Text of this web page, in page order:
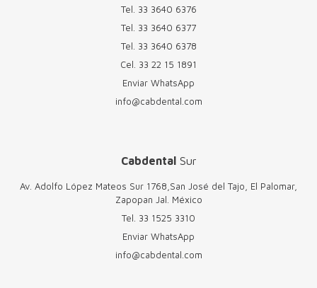
Tel. 33 3640 6376
Tel. 33 3640 6377
Tel. 33 3640 6378
Cel. 33 22 15 1891
Enviar WhatsApp
info@cabdental.com
CabdentalSur
Av. Adolfo López Mateos Sur 1768,San José del Tajo, El Palomar,
Zapopan Jal. México
Tel. 33 1525 3310
Enviar WhatsApp
info@cabdental.com